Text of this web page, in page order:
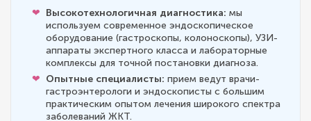
Высокотехнологичная диагностика: мы
используем современное эндоскопическое
оборудование (гастроскопы, колоноскопы), УЗИ-
аппараты экспертного класса и лабораторные
комплексы для точной постановки диагноза.
Опытные специалисты: прием ведут врачи-
гастроэнтерологи и эндоскописты с большим
практическим опытом лечения широкого спектра
заболеваний ЖКТ.